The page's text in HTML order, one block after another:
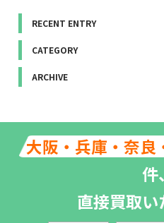
RECENT ENTRY
CATEGORY
ARCHIVE
大阪・兵庫・奈良
件、
直接買取い